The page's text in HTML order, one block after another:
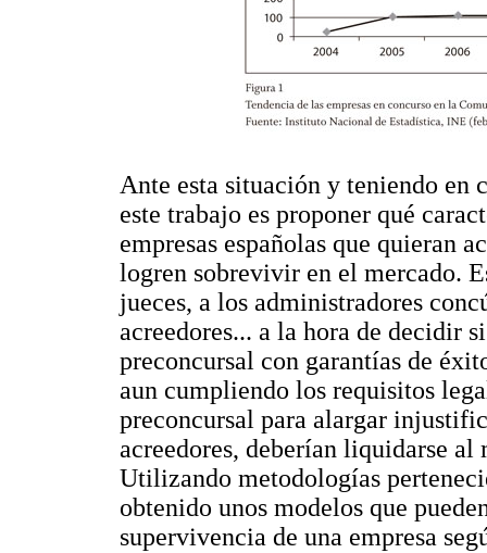
Ante esta situación y teniendo en
este trabajo es proponer qué
empresas españolas que quieran
logren sobrevivir en el mercado.
jueces, a los administradores
acreedores... a la hora de decidir
preconcursal con garantías de
aun cumpliendo los requisitos
preconcursal para alargar
acreedores, deberían liquidarse al
Utilizando metodologías
obtenido unos modelos que
supervivencia de una empresa